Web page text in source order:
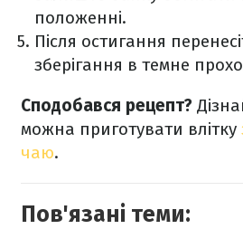
положенні.
Після остигання
зберігання в темне
Сподобався рецепт?
можна приготувати влітку
чаю.
Пов'язані теми: